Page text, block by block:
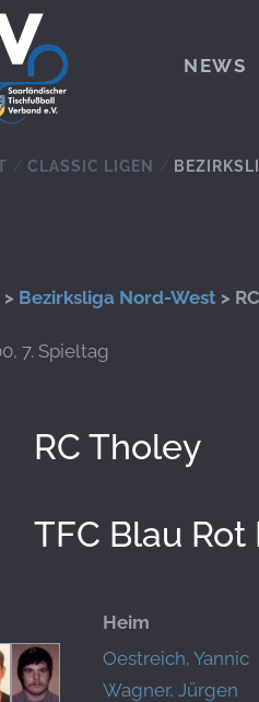
NEWS
CLASSIC LIGEN
> Bezirksliga Nord-West >
7. Spieltag
RC Tholey
TFC Blau
Heim
Oestreich, Yannic
Wagner, Jürgen